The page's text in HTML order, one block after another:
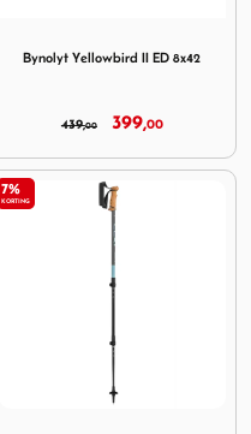
Bynolyt Yellowbird II ED 8x42
439,00 399,00
7%
KORTING